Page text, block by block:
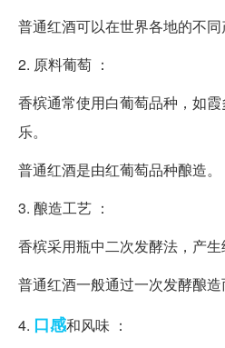
普通红酒可以在世界各地的不同
2. 原料葡萄 ：
香槟通常使用白葡萄品种，如
乐。
普通红酒是由红葡萄品种酿造。
3. 酿造工艺 ：
香槟采用瓶中二次发酵法，产生
普通红酒一般通过一次发酵酿造
4. 口感和风味 ：